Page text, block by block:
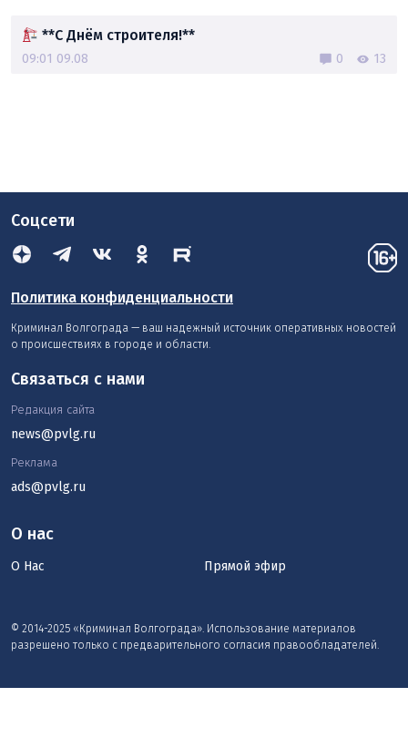
**С Днём строителя!**
09:01 09.08 0 13
Соцсети
Политика конфиденциальности
Криминал Волгограда — ваш надежный источник оперативных новостей
о происшествиях в городе и области.
О нас
О Нас Прямой эфир
© 2014-2025 «Криминал Волгограда». Использование материалов
разрешено только с предварительного согласия правообладателей.
Связаться с нами
Редакция сайта
news@pvlg.ru
Реклама
ads@pvlg.ru